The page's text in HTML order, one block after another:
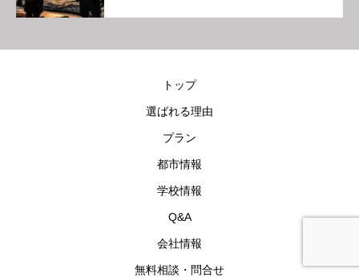
トップ
選ばれる理由
プラン
都市情報
学校情報
Q&A
会社情報
無料相談・問合せ
電話相談 LINE相談